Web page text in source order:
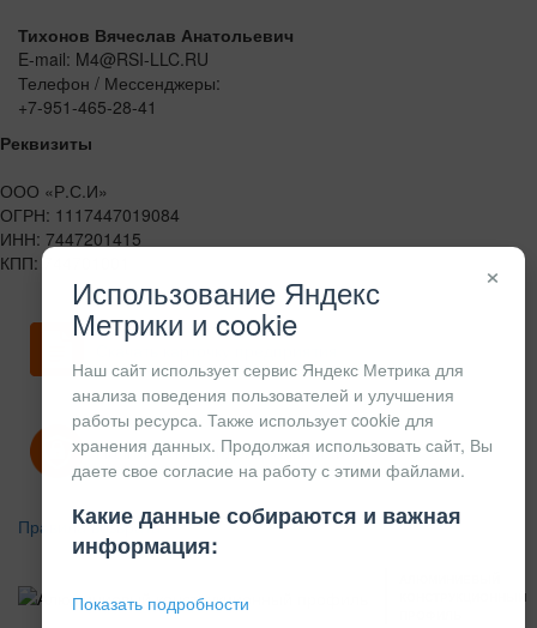
Тихонов Вячеслав Анатольевич
E-mail: M4@RSI-LLC.RU
Телефон / Мессенджеры:
+7-951-465-28-41
Реквизиты
ООО «Р.С.И»
ОГРН: 1117447019084
ИНН: 7447201415
КПП: 744701001
Скачать карточку предприятия
Политика конфиденциальности
Правила возврата
КОНСТРУКЦИОННЫЙ
×
Использование Яндекс
Метрики и cookie
Наш сайт использует сервис Яндекс Метрика для
анализа поведения пользователей и улучшения
работы ресурса. Также использует cookie для
хранения данных. Продолжая использовать сайт, Вы
даете свое согласие на работу с этими файлами.
Какие данные собираются и важная
информация:
Показать подробности